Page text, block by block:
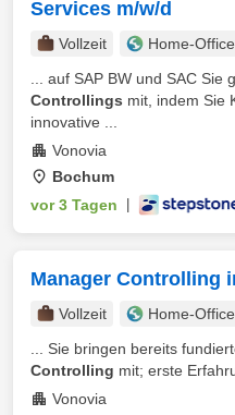
Services m/w/d
Vollzeit Home-Office
... auf SAP BW und SAC
Controllings mit, indem Sie
innovative ...
Vonovia
Bochum
vor 3 Tagen
Manager Controlling
Vollzeit Home-Office
... Sie bringen bereits
Controlling mit; erste
Vonovia